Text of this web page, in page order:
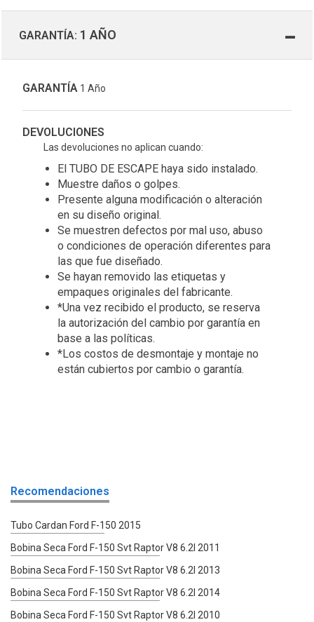
GARANTÍA: 1 AÑO
GARANTÍA 1 Año
DEVOLUCIONES
Las devoluciones no aplican cuando:
El TUBO DE ESCAPE haya sido instalado.
Muestre daños o golpes.
Presente alguna modificación o alteración
en su diseño original.
Se muestren defectos por mal uso, abuso
o condiciones de operación diferentes para
las que fue diseñado.
Se hayan removido las etiquetas y
empaques originales del fabricante.
*Una vez recibido el producto, se reserva
la autorización del cambio por garantía en
base a las políticas.
*Los costos de desmontaje y montaje no
están cubiertos por cambio o garantía.
Recomendaciones
Tubo Cardan Ford F-150 2015
Bobina Seca Ford F-150 Svt Raptor V8 6.2l 2011
Bobina Seca Ford F-150 Svt Raptor V8 6.2l 2013
Bobina Seca Ford F-150 Svt Raptor V8 6.2l 2014
Bobina Seca Ford F-150 Svt Raptor V8 6.2l 2010